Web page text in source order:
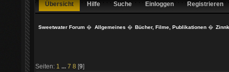
Übersicht Hilfe Suche Einloggen Registrieren
Sweetwater Forum � Allgemeines � Bücher, Filme, Publikationen�
Seiten: 1 ... 7 8 [9]